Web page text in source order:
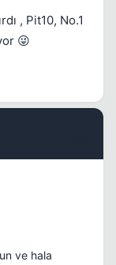
, Pit10, No.1
😜
ve hala